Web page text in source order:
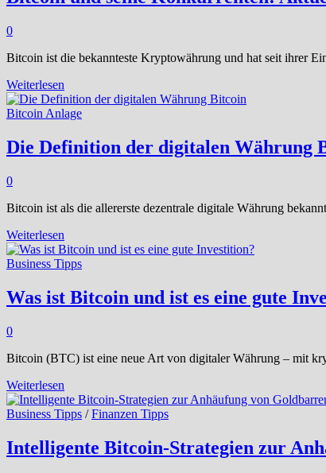
0
Bitcoin ist die bekannteste Kryptowährung und hat seit ihrer
Bitcoin
und
seine
Aktuelle
Entwicklung
Weiterlesen
Bitcoin Anlage
Die Definition der digitalen Währung
0
Bitcoin ist als die allererste dezentrale digitale Währung
Die
Definition
der
Währung
Bitcoin
Weiterlesen
Business Tipps
Was ist Bitcoin und ist es eine gute
0
Bitcoin (BTC) ist eine neue Art von digitaler Währung – mit
Was
ist
Bitcoin
ist
es
Weiterlesen
Business Tipps /Finanzen Tipps
Intelligente Bitcoin-Strategien zur